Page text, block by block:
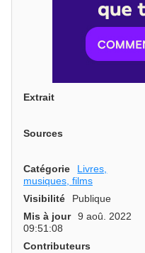
Extrait
Sources
Catégorie
Livres,
musiques, films
Visibilité Publique
Mis à jour
9 aoû. 2022
09:51:08
Contributeurs